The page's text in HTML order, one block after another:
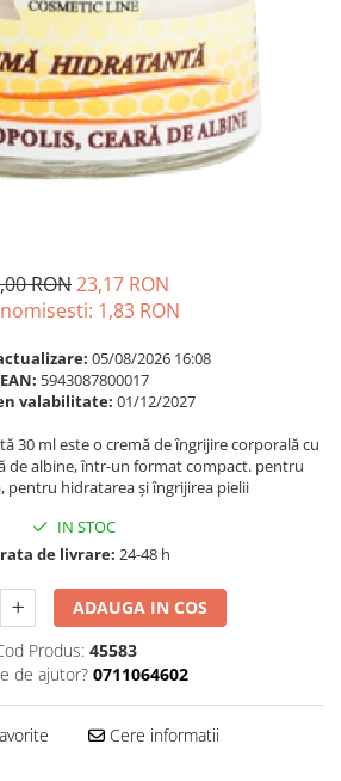
Fata
RON23,17 RON
1,83 RON
05/08/2026 16:08
EAN: 5943087800017
valabilitate: 01/12/2027
30 ml este o cremă de îngrijire corporală cu
de albine, într-un format compact. pentru
pentru hidratarea și îngrijirea pielii
IN STOC
de livrare: 24-48 h
ADAUGA IN COS
Produs: 45583
de ajutor? 0711064602
Cere informatii